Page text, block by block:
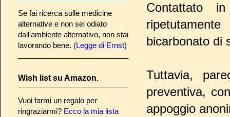
Contattato
bicarbonato di
Tuttavia,
preventiva,
appoggio
Se fai ricerca sulle medicine
alternative e non sei odiato
dall'ambiente alternativo, non stai
lavorando bene. (Legge di Ernst)
Wish list su Amazon.
Vuoi farmi un regalo per
ringraziarmi? Ecco la mia lista